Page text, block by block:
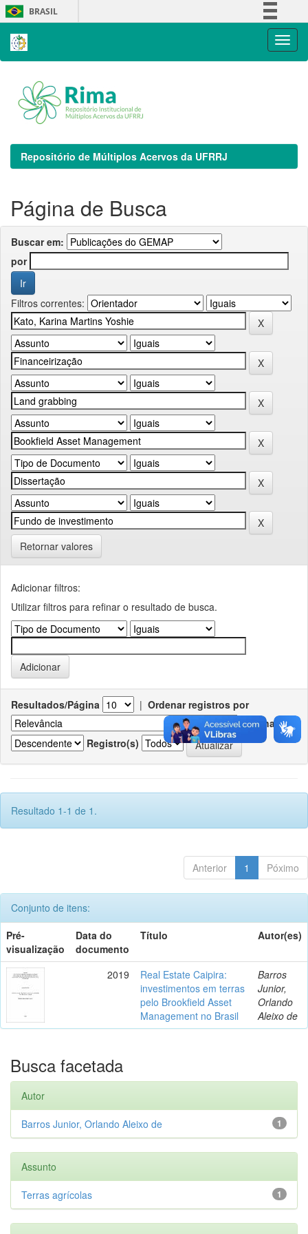
Skip
navigation
BRASIL
Repositório de Múltiplos Acervos da UFRRJ
Página de Busca
Buscar em:
por
Filtros correntes:
Retornar valores
Adicionar filtros:
Utilizar filtros para refinar o resultado de busca.
Resultados/Página | Ordenar registros por
Ordenar
Registro(s)
Resultado 1-1 de 1.
Anterior 1 Póximo
Conjunto de itens:
Pré-
visualização
Data do
documento
Título Autor(es)
2019
Real Estate Caipira:
investimentos em terras
pelo Brookfield Asset
Management no Brasil
Barros
Junior,
Orlando
Aleixo de
Busca facetada
Autor
1
Barros Junior, Orlando Aleixo de
Assunto
1
Terras agrícolas